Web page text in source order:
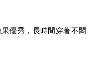
秀，長時間穿著不悶